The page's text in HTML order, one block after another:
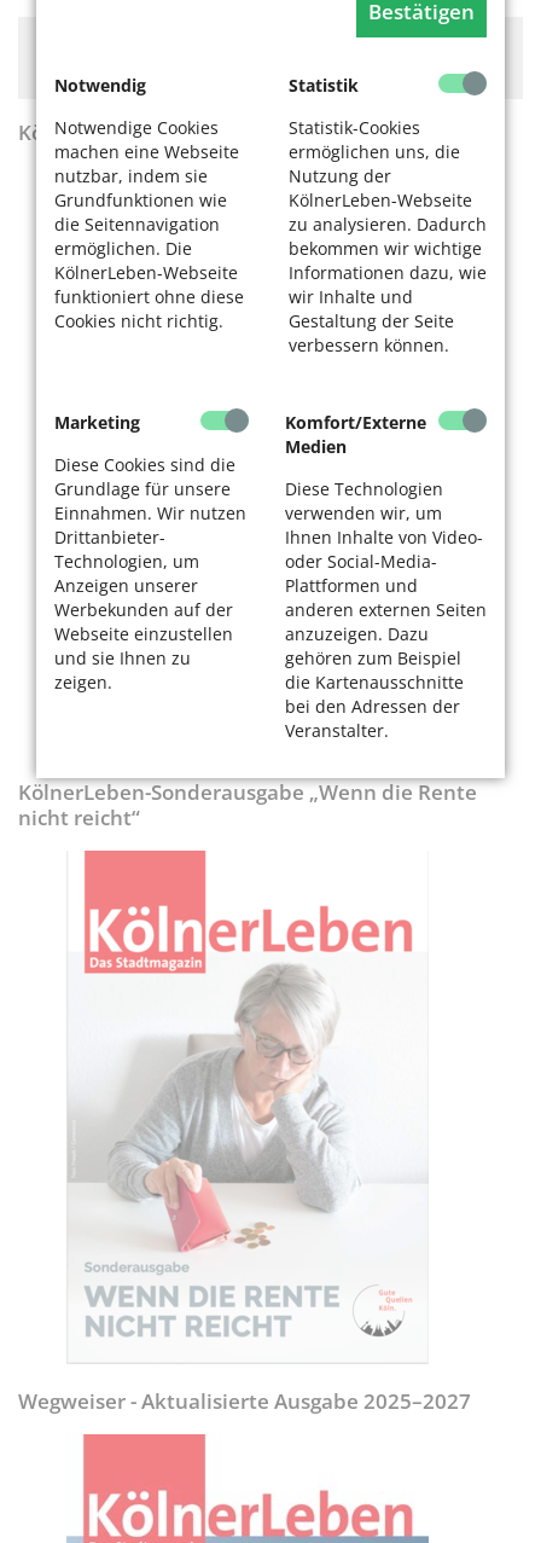
Bestätigen
Notwendig
Notwendige Cookies
machen eine Webseite
nutzbar, indem sie
Grundfunktionen wie
die Seitennavigation
ermöglichen. Die
KölnerLeben-Webseite
funktioniert ohne diese
Cookies nicht richtig.
Statistik
Statistik-Cookies
ermöglichen uns, die
Nutzung der
KölnerLeben-Webseite
zu analysieren. Dadurch
bekommen wir wichtige
Informationen dazu, wie
wir Inhalte und
Gestaltung der Seite
verbessern können.
Marketing
Diese Cookies sind die
Grundlage für unsere
Einnahmen. Wir nutzen
Drittanbieter-
Technologien, um
Anzeigen unserer
Werbekunden auf der
Webseite einzustellen
und sie Ihnen zu
zeigen.
Komfort/Externe
Medien
Diese Technologien
verwenden wir, um
Ihnen Inhalte von Video-
oder Social-Media-
Plattformen und
anderen externen Seiten
anzuzeigen. Dazu
gehören zum Beispiel
die Kartenausschnitte
bei den Adressen der
Veranstalter.
Cookie-Meldung.
KölnerLeben Sommer 2026
KölnerLeben-Sonderausgabe „Wenn die Rente
nicht reicht“
Wegweiser - Aktualisierte Ausgabe 2025–2027